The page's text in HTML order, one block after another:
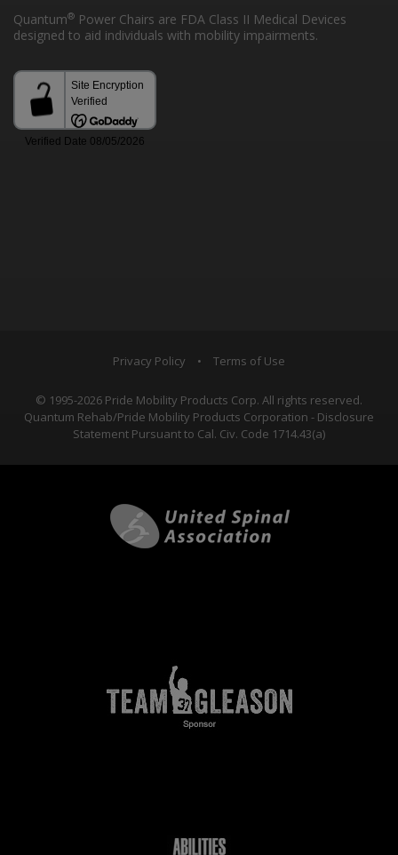
Quantum® Power Chairs are FDA Class II Medical Devices
designed to aid individuals with mobility impairments.
Privacy Policy • Terms of Use
© 1995-2026 Pride Mobility Products Corp. All rights reserved.
Quantum Rehab/Pride Mobility Products Corporation - Disclosure
Statement Pursuant to Cal. Civ. Code 1714.43(a)